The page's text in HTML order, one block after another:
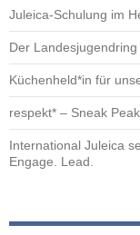
Juleica-Schulung im
Der
Küchenheld*in für
respekt* – Sneak
International Juleica
Engage. Lead.